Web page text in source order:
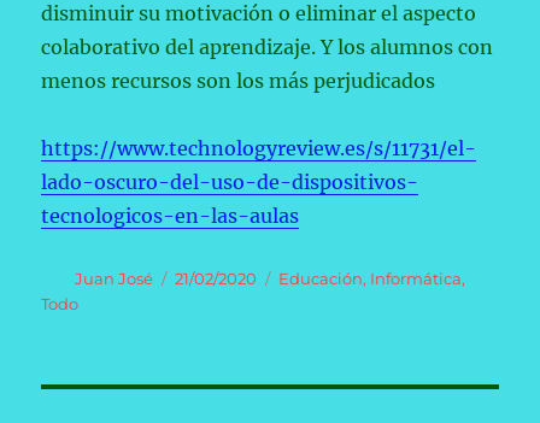
disminuir su motivación o eliminar el aspecto
colaborativo del aprendizaje. Y los alumnos con
menos recursos son los más perjudicados
https://www.technologyreview.es/s/11731/el-
lado-oscuro-del-uso-de-dispositivos-
tecnologicos-en-las-aulas
Autor
Juan José
Publicado
21/02/2020 Categorías
Educación, Informática,
Todo